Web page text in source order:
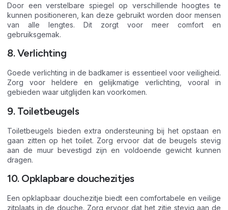
Door een verstelbare spiegel op verschillende hoogtes te
kunnen positioneren, kan deze gebruikt worden door mensen
van alle lengtes. Dit zorgt voor meer comfort en
gebruiksgemak.
8. Verlichting
Goede verlichting in de badkamer is essentieel voor veiligheid.
Zorg voor heldere en gelijkmatige verlichting, vooral in
gebieden waar uitglijden kan voorkomen.
9. Toiletbeugels
Toiletbeugels bieden extra ondersteuning bij het opstaan en
gaan zitten op het toilet. Zorg ervoor dat de beugels stevig
aan de muur bevestigd zijn en voldoende gewicht kunnen
dragen.
10. Opklapbare douchezitjes
Een opklapbaar douchezitje biedt een comfortabele en veilige
zitplaats in de douche. Zorg ervoor dat het zitje stevig aan de